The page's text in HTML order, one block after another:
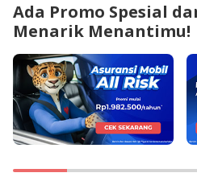
Ada Promo Spesial
Menarik Menantimu!